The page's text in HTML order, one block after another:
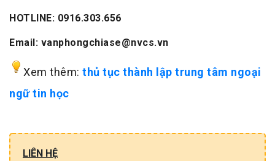
HOTLINE: 0916.303.656
Email: vanphongchiase@nvcs.vn
Xem thêm: thủ tục thành lập trung tâm ngoại
ngữ tin học
LIÊN HỆ